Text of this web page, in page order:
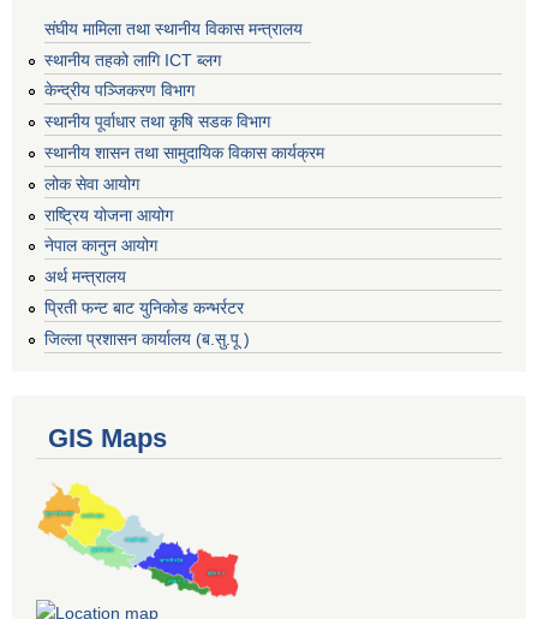
संघीय मामिला तथा स्थानीय विकास मन्त्रालय
स्थानीय तहको लागि ICT ब्लग
केन्द्रीय पञ्जिकरण विभाग
स्थानीय पूर्वाधार तथा कृषि सडक विभाग
स्थानीय शासन तथा सामुदायिक विकास कार्यक्रम
लोक सेवा आयोग
राष्ट्रिय योजना आयोग
नेपाल कानुन आयोग
अर्थ मन्त्रालय
प्रिती फन्ट बाट युनिकोड कन्भर्रटर
जिल्ला प्रशासन कार्यालय (ब.सु.पू )
GIS Maps